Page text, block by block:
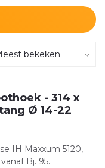
- 314 x
Ø 14-22
IH Maxxum 5120,
vanaf Bj. 95.